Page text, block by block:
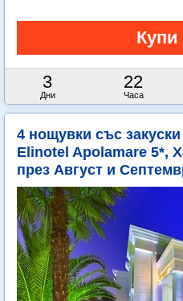
3
Дни
22
Часа
4 нощувки със
Elinotel Apolamare 5*,
през Август и